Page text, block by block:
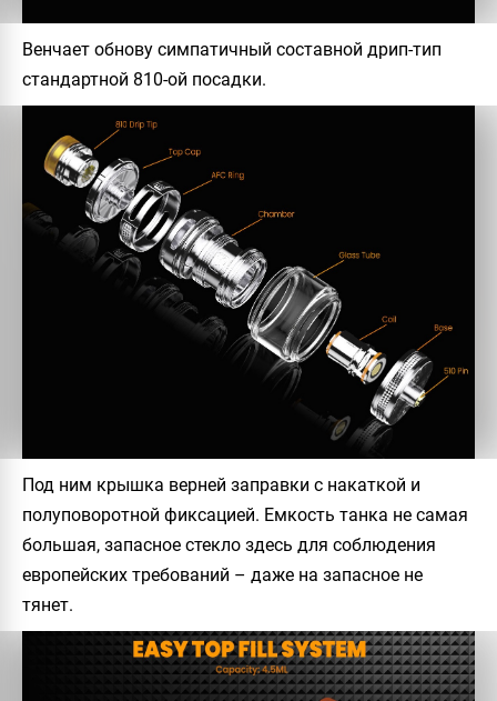
Венчает обнову симпатичный составной дрип-тип
стандартной 810-ой посадки.
Под ним крышка верней заправки с накаткой и
полуповоротной фиксацией. Емкость танка не самая
большая, запасное стекло здесь для соблюдения
европейских требований – даже на запасное не
тянет.